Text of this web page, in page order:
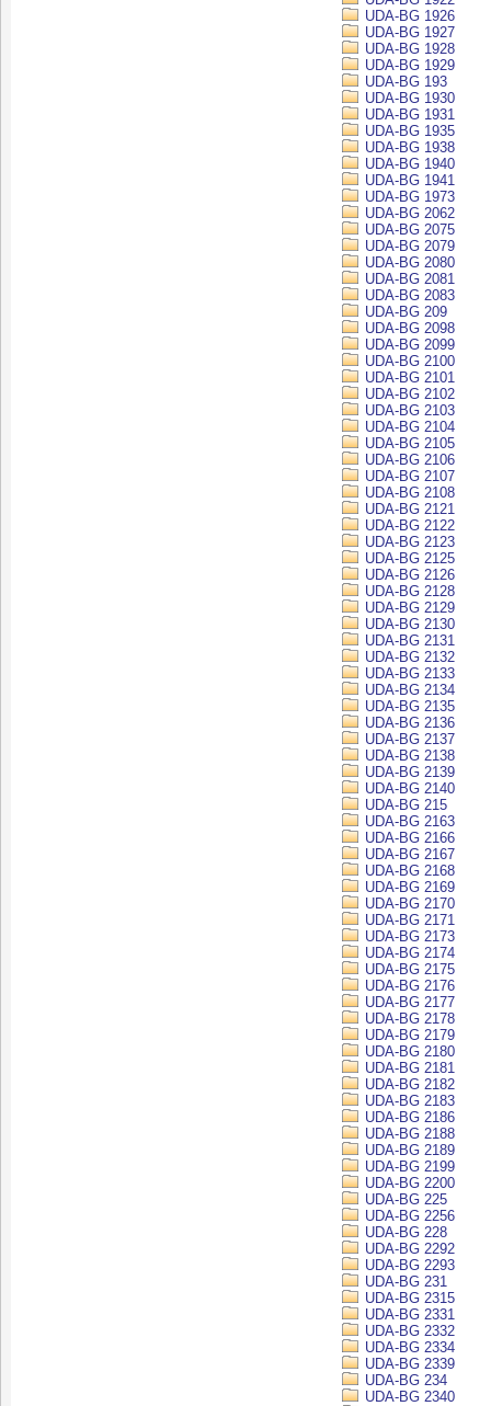
UDA-BG 1926
UDA-BG 1927
UDA-BG 1928
UDA-BG 1929
UDA-BG 193
UDA-BG 1930
UDA-BG 1931
UDA-BG 1935
UDA-BG 1938
UDA-BG 1940
UDA-BG 1941
UDA-BG 1973
UDA-BG 2062
UDA-BG 2075
UDA-BG 2079
UDA-BG 2080
UDA-BG 2081
UDA-BG 2083
UDA-BG 209
UDA-BG 2098
UDA-BG 2099
UDA-BG 2100
UDA-BG 2101
UDA-BG 2102
UDA-BG 2103
UDA-BG 2104
UDA-BG 2105
UDA-BG 2106
UDA-BG 2107
UDA-BG 2108
UDA-BG 2121
UDA-BG 2122
UDA-BG 2123
UDA-BG 2125
UDA-BG 2126
UDA-BG 2128
UDA-BG 2129
UDA-BG 2130
UDA-BG 2131
UDA-BG 2132
UDA-BG 2133
UDA-BG 2134
UDA-BG 2135
UDA-BG 2136
UDA-BG 2137
UDA-BG 2138
UDA-BG 2139
UDA-BG 2140
UDA-BG 215
UDA-BG 2163
UDA-BG 2166
UDA-BG 2167
UDA-BG 2168
UDA-BG 2169
UDA-BG 2170
UDA-BG 2171
UDA-BG 2173
UDA-BG 2174
UDA-BG 2175
UDA-BG 2176
UDA-BG 2177
UDA-BG 2178
UDA-BG 2179
UDA-BG 2180
UDA-BG 2181
UDA-BG 2182
UDA-BG 2183
UDA-BG 2186
UDA-BG 2188
UDA-BG 2189
UDA-BG 2199
UDA-BG 2200
UDA-BG 225
UDA-BG 2256
UDA-BG 228
UDA-BG 2292
UDA-BG 2293
UDA-BG 231
UDA-BG 2315
UDA-BG 2331
UDA-BG 2332
UDA-BG 2334
UDA-BG 2339
UDA-BG 234
UDA-BG 2340